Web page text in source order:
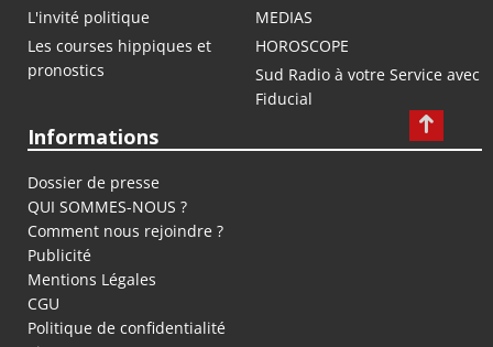
L'invité politique
MEDIAS
Les courses hippiques et
pronostics
HOROSCOPE
Sud Radio à votre Service avec
Fiducial
Informations
Dossier de presse
QUI SOMMES-NOUS ?
Comment nous rejoindre ?
Publicité
Mentions Légales
CGU
Politique de confidentialité